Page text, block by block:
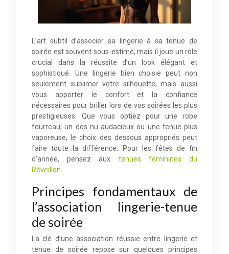
L’art subtil d’associer sa lingerie à sa tenue de
soirée est souvent sous-estimé, mais il joue un rôle
crucial dans la réussite d’un look élégant et
sophistiqué. Une lingerie bien choisie peut non
seulement sublimer votre silhouette, mais aussi
vous apporter le confort et la confiance
nécessaires pour briller lors de vos soirées les plus
prestigieuses. Que vous optiez pour une robe
fourreau, un dos nu audacieux ou une tenue plus
vaporeuse, le choix des dessous appropriés peut
faire toute la différence. Pour les fêtes de fin
d’année, pensez aux tenues féminines du
Réveillon
Principes fondamentaux de
l’association lingerie-tenue
de soirée
La clé d’une association réussie entre lingerie et
tenue de soirée repose sur quelques principes